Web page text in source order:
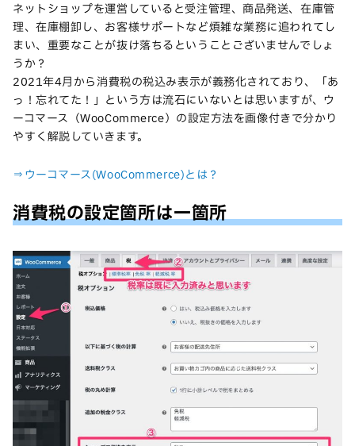
ネットショップを運営していると受注管理、商品発送、在庫管
理、在庫棚卸し、お客様サポートなど煩雑な業務に追われてし
まい、重要なことが抜け落ちるということございませんでしょ
うか？
2021年4月から消費税の税込み表示が義務化されており、「あ
っ！忘れてた！」という方は流石にいないとは思いますが、ウ
ーコマース（WooCommerce）の設定方法を画像付きで分かり
やすく解説していきます。
⇒ウーコマース(WooCommerce)とは？
消費税の設定箇所は一箇所